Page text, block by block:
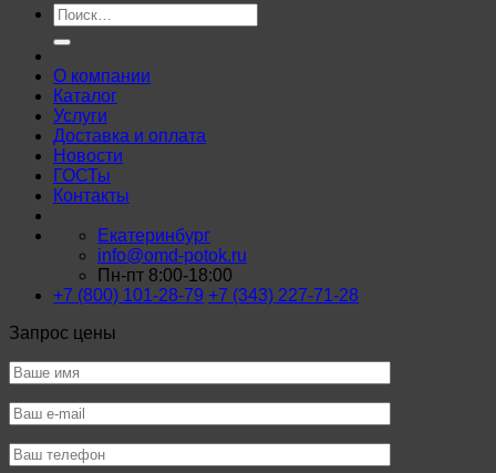
Искать:
О компании
Каталог
Услуги
Доставка и оплата
Новости
ГОСТы
Контакты
Екатеринбург
info@omd-potok.ru
Пн-пт 8:00-18:00
+7 (800) 101-28-79 +7 (343) 227-71-28
Запрос цены